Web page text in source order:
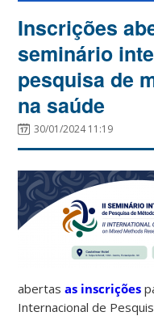
Inscrições
seminário
pesquisa de
na saúde
30/01/2024 11:19
abertasas inscrições
Internacional de